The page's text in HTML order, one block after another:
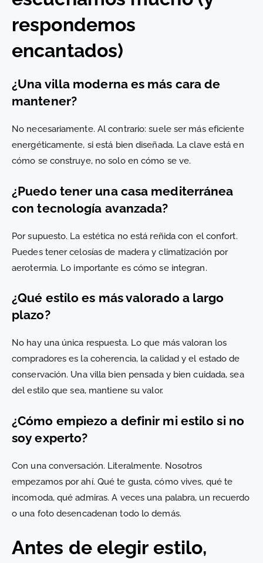
respondemos
encantados)
¿Una villa moderna es más cara de
mantener?
No necesariamente. Al contrario: suele ser más eficiente
energéticamente, si está bien diseñada. La clave está en
cómo se construye, no solo en cómo se ve.
¿Puedo tener una casa mediterránea
con tecnología avanzada?
Por supuesto. La estética no está reñida con el confort.
Puedes tener celosías de madera y climatización por
aerotermia. Lo importante es cómo se integran.
¿Qué estilo es más valorado a largo
plazo?
No hay una única respuesta. Lo que más valoran los
compradores es la coherencia, la calidad y el estado de
conservación. Una villa bien pensada y bien cuidada, sea
del estilo que sea, mantiene su valor.
¿Cómo empiezo a definir mi estilo si no
soy experto?
Con una conversación. Literalmente. Nosotros
empezamos por ahí. Qué te gusta, cómo vives, qué te
incomoda, qué admiras. A veces una palabra, un recuerdo
o una foto desencadenan todo lo demás.
Antes de elegir estilo,